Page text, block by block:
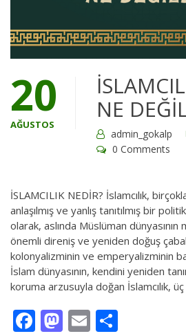
20
AĞUSTOS
NE
admin_gokalp
0 Comments
İSLAMCILIK NEDİR? İslamcılık,
anlaşılmış ve yanlış tanıtılmış bir
olarak, aslında Müslüman
önemli direniş ve yeniden doğuş
kolonyalizminin ve emperyalizminin
İslam dünyasının, kendini yeniden
koruma arzusuyla doğan İslamcılık,
Facebook
Mastodon
Email